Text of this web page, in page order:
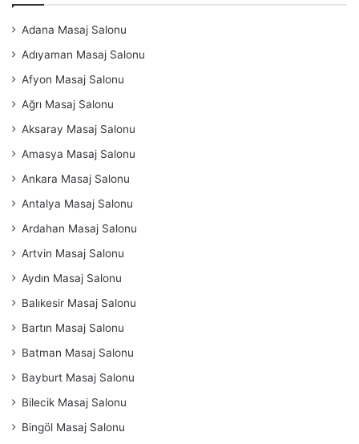
Adana Masaj Salonu
Adıyaman Masaj Salonu
Afyon Masaj Salonu
Ağrı Masaj Salonu
Aksaray Masaj Salonu
Amasya Masaj Salonu
Ankara Masaj Salonu
Antalya Masaj Salonu
Ardahan Masaj Salonu
Artvin Masaj Salonu
Aydın Masaj Salonu
Balıkesir Masaj Salonu
Bartın Masaj Salonu
Batman Masaj Salonu
Bayburt Masaj Salonu
Bilecik Masaj Salonu
Bingöl Masaj Salonu